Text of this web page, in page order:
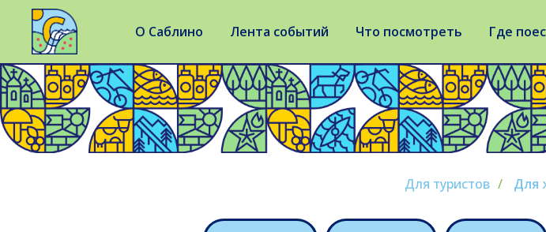
О Саблино Лента событий Что посмотреть Где
Для туристов / Для